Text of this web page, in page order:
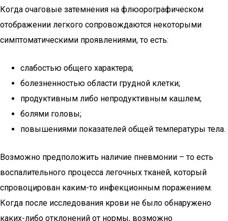
Когда очаговые затемнения на флюорографическом
отображении легкого сопровождаются некоторыми
симптоматическими проявлениями, то есть:
слабостью общего характера;
болезненностью области грудной клетки;
продуктивным либо непродуктивным кашлем;
болями головы;
повышениями показателей общей температуры тела.
Возможно предположить наличие пневмонии – то есть
воспалительного процесса легочных тканей, который
спровоцирован каким-то инфекционным поражением.
Когда после исследования крови не было обнаружено
каких-либо отклонений от нормы, возможно